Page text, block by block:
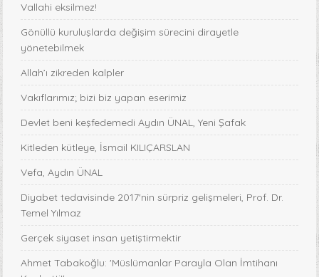
Vallahi eksilmez!
Gönüllü kuruluşlarda değişim sürecini dirayetle
yönetebilmek
Allah’ı zikreden kalpler
Vakıflarımız; bizi biz yapan eserimiz
Devlet beni keşfedemedi Aydın ÜNAL, Yeni Şafak
Kitleden kütleye, İsmail KILIÇARSLAN
Vefa, Aydın ÜNAL
Diyabet tedavisinde 2017'nin sürpriz gelişmeleri, Prof. Dr.
Temel Yılmaz
Gerçek siyaset insan yetiştirmektir
Ahmet Tabakoğlu: 'Müslümanlar Parayla Olan İmtihanı